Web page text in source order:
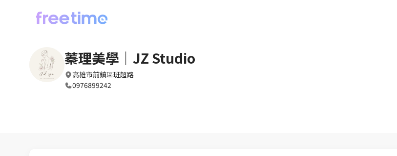
蓁理美學｜JZ Studio
高雄市前鎮區班超路
0976899242